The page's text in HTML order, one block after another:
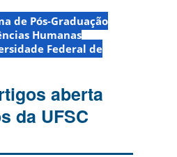
de Pós-Graduação
Humanas
Federal de
aberta
da UFSC